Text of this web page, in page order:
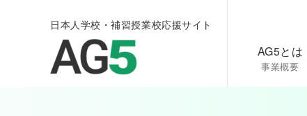
日本人学校・補習授業校応援サイト
AG5とは
事業概要